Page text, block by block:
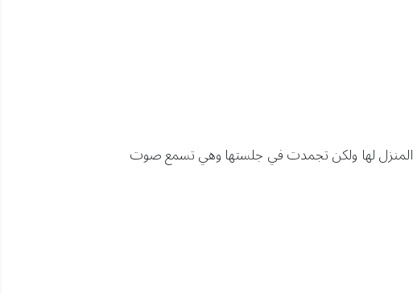
المنزل لها ولكن تجمدت في جلستها وهي تسمع صوت